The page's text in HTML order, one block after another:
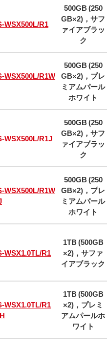
WSX500L/R1
500GB (250
GB×2)，サフ
ァイアブラッ
ク
WSX500L/R1W
500GB (250
GB×2)，プレ
ミアムパール
ホワイト
WSX500L/R1J
500GB (250
GB×2)，サフ
ァイアブラッ
ク
WSX500L/R1W
500GB (250
GB×2)，プレ
ミアムパール
ホワイト
WSX1.0TL/R1
1TB (500GB
×2)，サファ
イアブラック
WSX1.0TL/R1
1TB (500GB
×2)，プレミ
アムパールホ
ワイト